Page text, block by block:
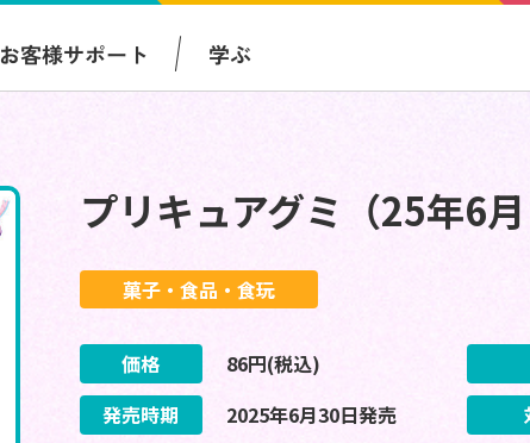
お客様サポート 学ぶ
プリキュアグミ（25年6月
菓子・食品・食玩
価格 86円(税込)
発売時期
2025年6月30日発売